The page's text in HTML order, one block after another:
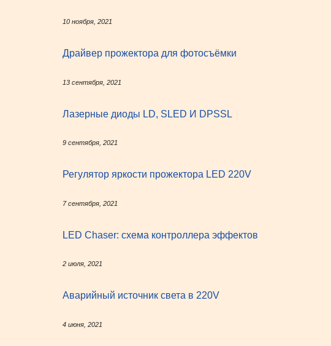
10 ноября, 2021
Драйвер прожектора для фотосъёмки
13 сентября, 2021
Лазерные диоды LD, SLED И DPSSL
9 сентября, 2021
Регулятор яркости прожектора LED 220V
7 сентября, 2021
LED Chaser: схема контроллера эффектов
2 июля, 2021
Аварийный источник света в 220V
4 июня, 2021